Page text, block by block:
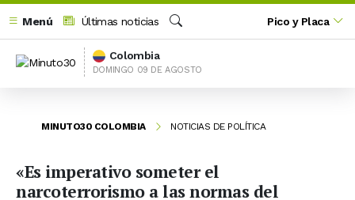
Menú
Últimas noticias
Buscar
Pico y Placa
Colombia
DOMINGO 09 DE AGOSTO
MINUTO30 COLOMBIA NOTICIAS DE POLÍTICA
«Es imperativo someter el
narcoterrorismo a las normas del